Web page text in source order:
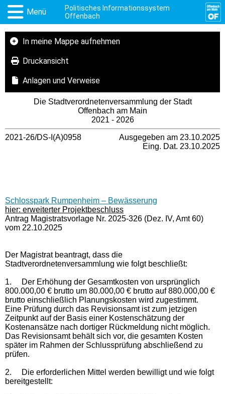
Menü
Politisches Informationssystem
Offenbach
In meine Mappe aufnehmen
Druckansicht
Anlagen und Verweise
Die Stadtverordnetenversammlung der Stadt
Offenbach am Main
2021 - 2026
2021-26/DS-I(A)0958
Ausgegeben am 23.10.2025
Eing. Dat. 23.10.2025
Schlosspark Rumpenheim – Bewässerung
hier: erweiterter Projektbeschluss
Antrag Magistratsvorlage Nr. 2025-326 (Dez. IV, Amt 60)
vom 22.10.2025
Der Magistrat beantragt, dass die
Stadtverordnetenversammlung wie folgt beschließt:
1.
Der Erhöhung der Gesamtkosten von ursprünglich
800.000,00 € brutto um 80.000,00 € brutto auf 880.000,00 €
brutto einschließlich Planungskosten wird zugestimmt.
Eine Prüfung durch das Revisionsamt ist zum jetzigen
Zeitpunkt auf der Basis einer Kostenschätzung der
Kostenansätze nach dortiger Rückmeldung nicht möglich.
Das Revisionsamt behält sich vor, die gesamten Kosten
später im Rahmen der Schlussprüfung abschließend zu
prüfen.
2.
Die erforderlichen Mittel werden bewilligt und wie folgt
bereitgestellt: